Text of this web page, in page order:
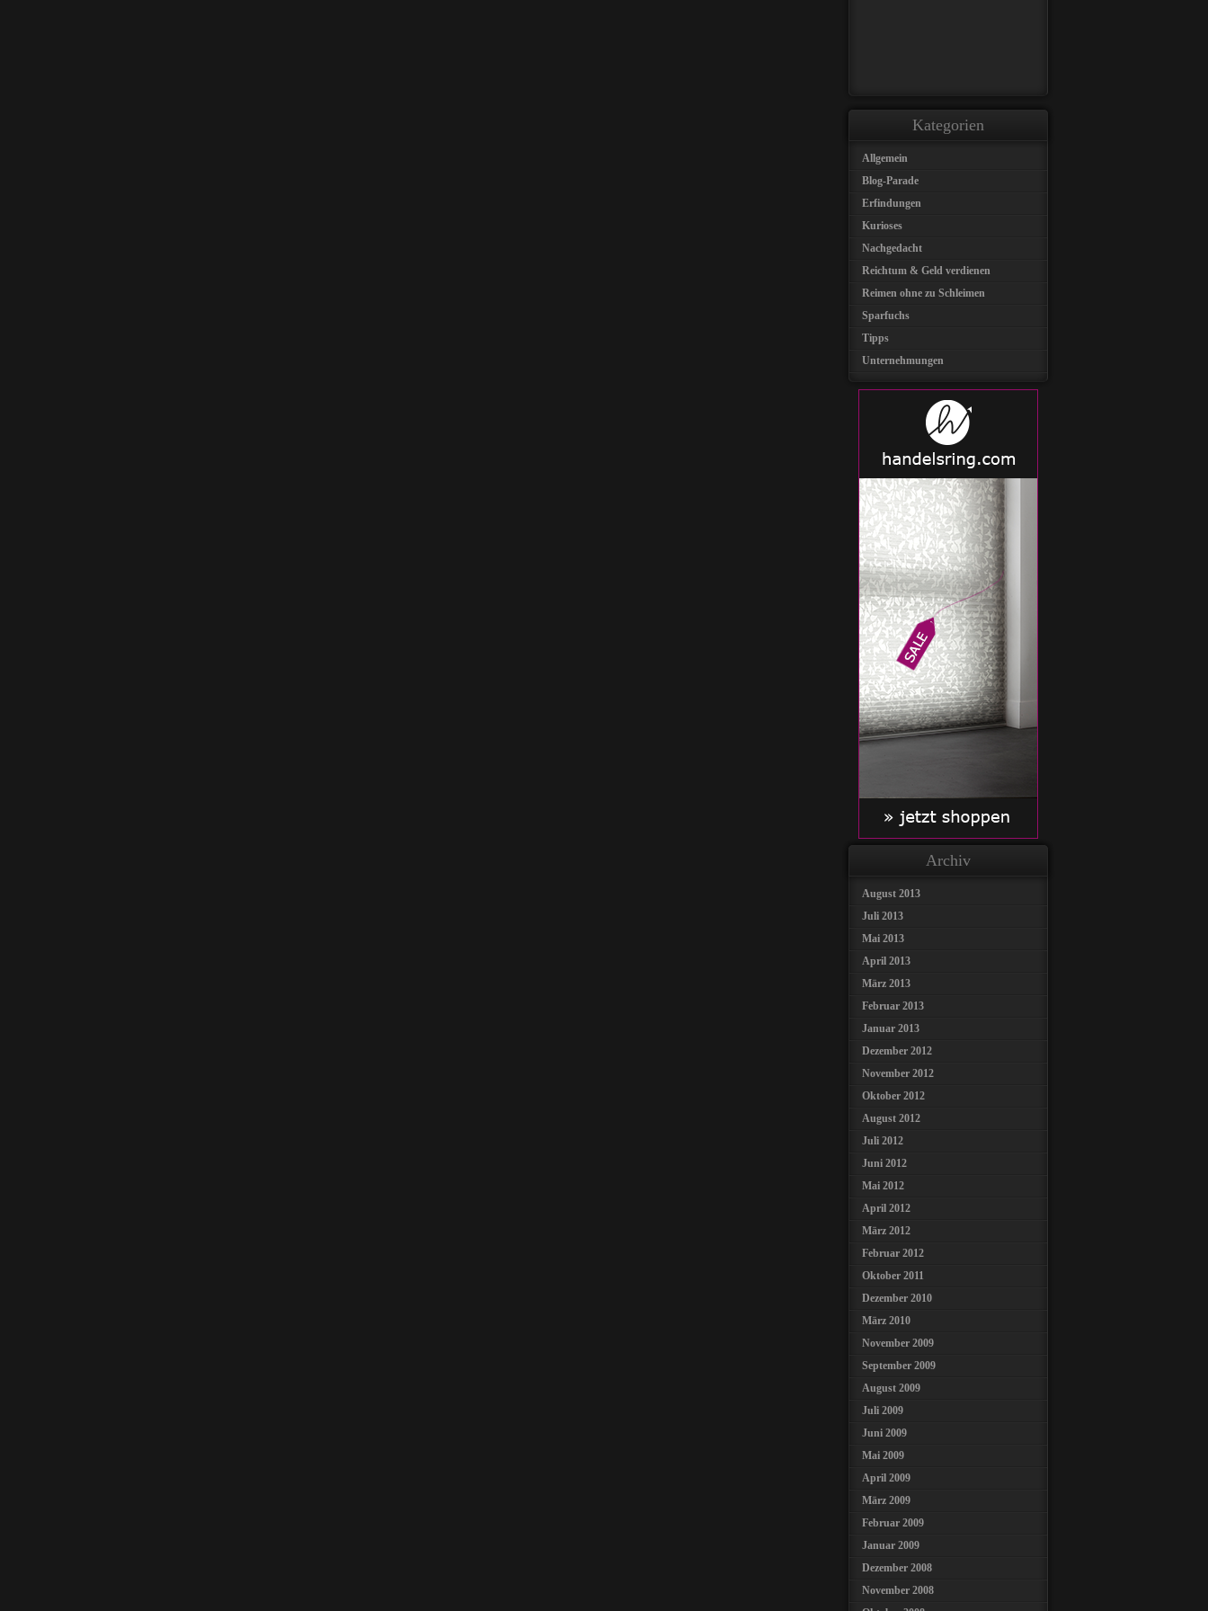
Kategorien
Allgemein
Blog-Parade
Erfindungen
Kurioses
Nachgedacht
Reichtum & Geld verdienen
Reimen ohne zu Schleimen
Sparfuchs
Tipps
Unternehmungen
Archiv
August 2013
Juli 2013
Mai 2013
April 2013
März 2013
Februar 2013
Januar 2013
Dezember 2012
November 2012
Oktober 2012
August 2012
Juli 2012
Juni 2012
Mai 2012
April 2012
März 2012
Februar 2012
Oktober 2011
Dezember 2010
März 2010
November 2009
September 2009
August 2009
Juli 2009
Juni 2009
Mai 2009
April 2009
März 2009
Februar 2009
Januar 2009
Dezember 2008
November 2008